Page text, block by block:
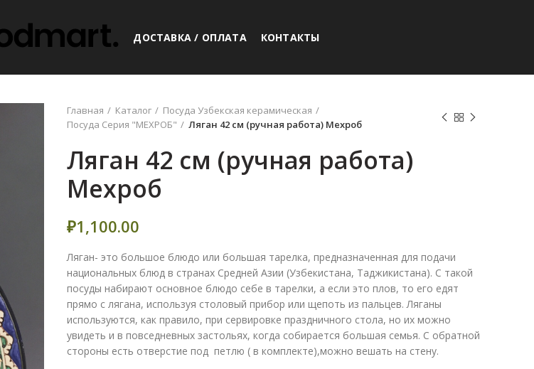
ДОСТАВКА / ОПЛАТА КОНТАКТЫ
Главная Каталог
Посуда Узбекская керамическая
Посуда Серия "МЕХРОБ"
Ляган 42 см (ручная работа) Мехроб
Ляган 42 см (ручная работа)
Мехроб
₽1,100.00
Ляган- это большое блюдо или большая тарелка, предназначенная для подачи
национальных блюд в странах Средней Азии (Узбекистана, Таджикистана). С такой
посуды набирают основное блюдо себе в тарелки, а если это плов, то его едят
прямо с лягана, используя столовый прибор или щепоть из пальцев. Ляганы
используются, как правило, при сервировке праздничного стола, но их можно
увидеть и в повседневных застольях, когда собирается большая семья. С обратной
стороны есть отверстие под петлю ( в комплекте),можно вешать на стену.